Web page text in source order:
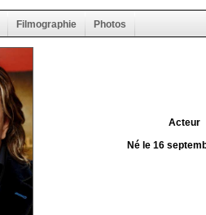
Filmographie Photos
Acteur
Né le 16